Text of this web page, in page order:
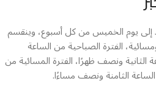
إلى يوم الخميس من كل أسبوع، وينقسم
الفترة الصباحية من الساعة
ونصف ظهرًا، الفترة المسائية من
الثامنة ونصف مساءًا.